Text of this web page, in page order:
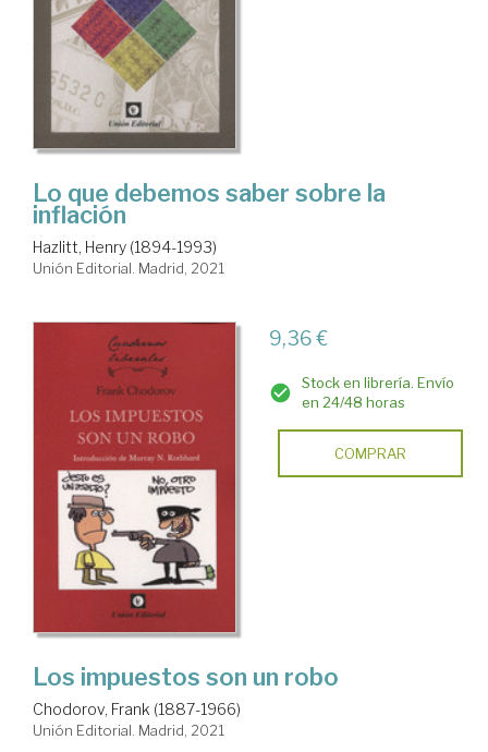
Lo que debemos saber sobre la
inflación
Hazlitt, Henry (1894-1993)
Unión Editorial. Madrid, 2021
9,36 €
Stock en librería. Envío
en 24/48 horas
COMPRAR
Los impuestos son un robo
Chodorov, Frank (1887-1966)
Unión Editorial. Madrid, 2021